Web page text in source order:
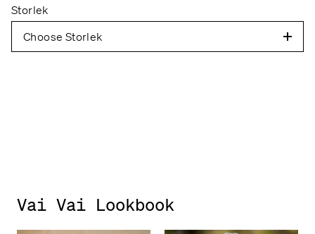
Storlek
Choose Storlek
Vai Vai Lookbook